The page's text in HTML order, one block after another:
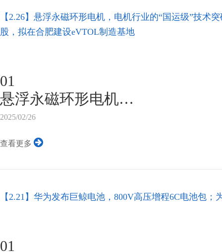
电机控制器从整车控制器获得整
电池包获得电能，经过自身逆变
驱动电机
驱动电机组成及作用
永磁同步电机分为正弦波永磁同
磁同步电机...
【2.26】悬浮永磁环形电机，电机行业的“国运级”技术
股，拟在合肥建设eVTOL制造基地
01
悬浮永磁环形电机
嘉轩智能与新疆中泰化学签约，
永磁低速悬浮环形节能驱动系统
节能12%，助力绿色工业发展，
域技术实力。
2025年1月24日，江苏嘉轩智能
（以下简称“嘉轩智能”）与新疆
志性的合作不仅是双方在推动节
2025/02/26
查看更多
【2.21】华为发布巨鲸电池，800V高压增程6C电池包
01